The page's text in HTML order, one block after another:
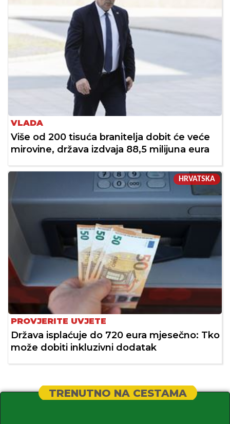
VLADA
Više od 200 tisuća branitelja dobit će veće
mirovine, država izdvaja 88,5 milijuna eura
HRVATSKA
PROVJERITE UVJETE
Država isplaćuje do 720 eura mjesečno: Tko
može dobiti inkluzivni dodatak
TRENUTNO NA CESTAMA